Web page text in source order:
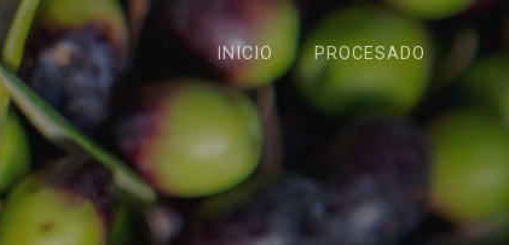
INICIO PROCESADO